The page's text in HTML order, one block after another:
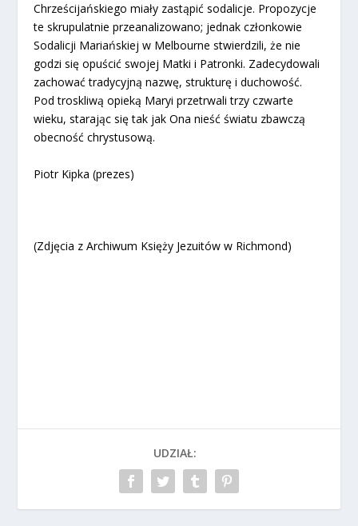
Chrześcijańskiego miały zastąpić sodalicje. Propozycje
te skrupulatnie przeanalizowano; jednak członkowie
Sodalicji Mariańskiej w Melbourne stwierdzili, że nie
godzi się opuścić swojej Matki i Patronki. Zadecydowali
zachować tradycyjną nazwę, strukturę i duchowość.
Pod troskliwą opieką Maryi przetrwali trzy czwarte
wieku, starając się tak jak Ona nieść światu zbawczą
obecność chrystusową.
Piotr Kipka (prezes)
(Zdjęcia z Archiwum Księży Jezuitów w Richmond)
UDZIAŁ: